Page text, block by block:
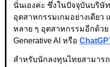
นั่นเองค่ะ ซึ่งในปัจจุบันบริษั
อุตสาหกรรมเกมอย่างเดียว
หลาย ๆ อุตสาหกรรมอีกด้ว
Generative AI หรือ
สำหรับนักลงทุนไทยสามาร